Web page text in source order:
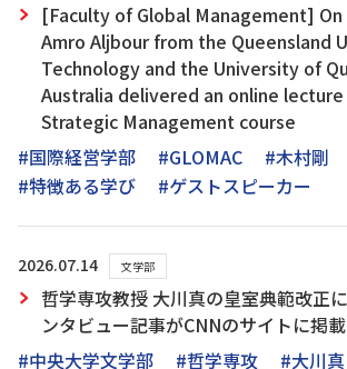
[Faculty of Global Management]
Amro Aljbour from the Queensland
Technology and the University of
Australia delivered an online
Strategic Management course
#国際経営学部
#GLOMAC #木村剛
#特徴ある学び
#ゲストスピーカー
2026.07.14 文学部
哲学専攻教授 大川真の皇室典範改正
ンタビュー記事がCNNのサイトに掲載
#中央大学文学部
#哲学専攻 #大川真